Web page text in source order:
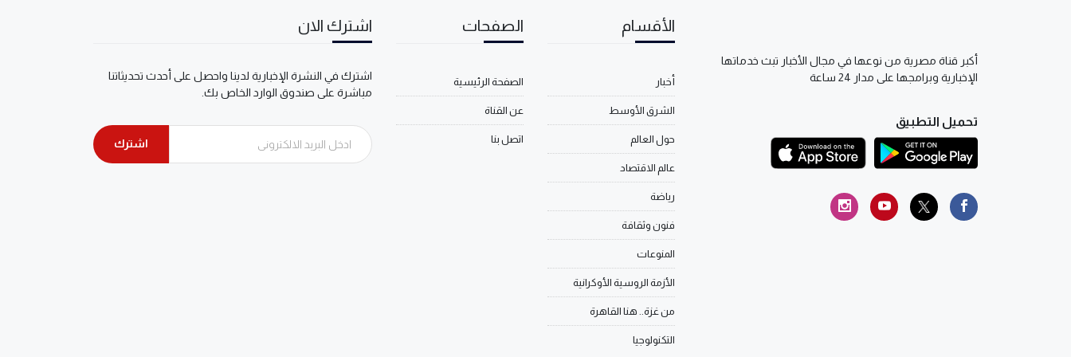
أكبر قناة مصرية من نوعها في مجال الأخبار تبث خدماتها
الإخبارية وبرامجها على مدار 24 ساعة
تحميل التطبيق
الأقسام
أخبار
الشرق الأوسط
حول العالم
عالم الاقتصاد
رياضة
فنون وثقافة
المنوعات
الأزمة الروسية الأوكرانية
من غزة.. هنا القاهرة
التكنولوجيا
الصفحات
الصفحة الرئيسية
عن القناة
اتصل بنا
اشترك الان
اشترك في النشرة الإخبارية لدينا واحصل على أحدث تحديثاتنا
مباشرة على صندوق الوارد الخاص بك.
اشترك